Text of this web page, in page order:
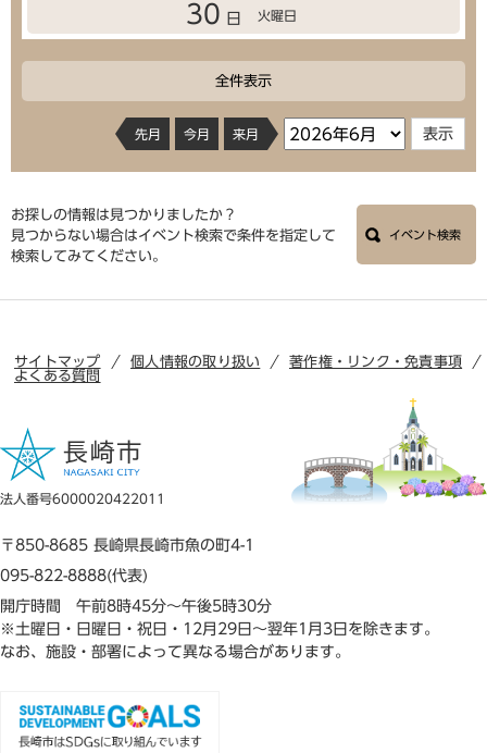
30 日 火曜日
全件表示
先月 今月 来月
お探しの情報は見つかりましたか？
見つからない場合はイベント検索で条件を指定して
検索してみてください。
イベント検索
サイトマップ 個人情報の取り扱い
著作権・リンク・免責事項
よくある質問
法人番号6000020422011
〒850-8685 長崎県長崎市魚の町4-1
095-822-8888(代表)
開庁時間 午前8時45分～午後5時30分
※土曜日・日曜日・祝日・12月29日～翌年1月3日を除きます。
なお、施設・部署によって異なる場合があります。